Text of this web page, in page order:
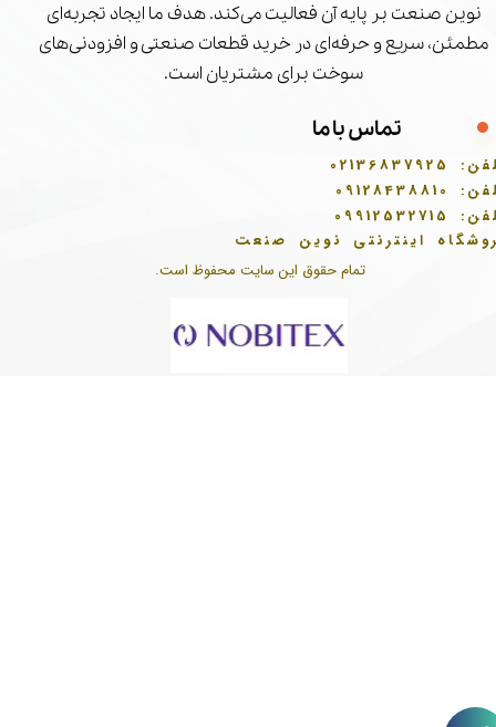
تمام حقوق این سایت محفوظ است.
نوین صنعت بر پایه آن فعالیت می‌کند. هدف ما ایجاد تجربه‌ای
مطمئن، سریع و حرفه‌ای در خرید قطعات صنعتی و افزودنی‌های
سوخت برای مشتریان است.
تماس با ما
02136837925
09128438810
09912532715
اینترنتی نوین صنعت